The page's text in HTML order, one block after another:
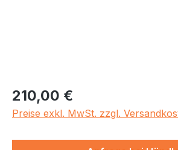
Regulärer Preis:
210,00 €
Preise exkl. MwSt. zzgl.